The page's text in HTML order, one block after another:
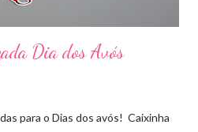
Dia dos Avós
para o Dias dos avós! Caixinha